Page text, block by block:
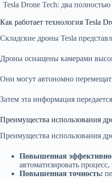
Tesla Drone Tech: два
Как работает технология Tesla
Складские дроны Tesla
Дроны оснащены камерами
Они могут автономно
Затем эта информация
Преимущества использования
Преимущества использования
Повышенная
автоматизировать
Повышенная точность: